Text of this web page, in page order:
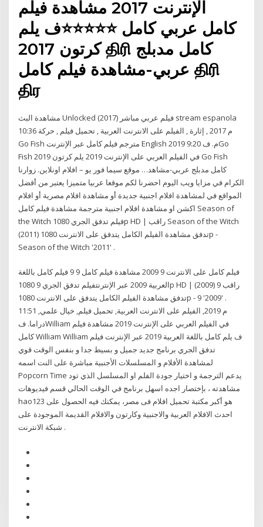
الإنترنت 2017 مشاهدة فيلم
كامل عربي كامل ⭐⭐⭐⭐⭐ف يلم
كرتون 2017 திரி كامل مدبلج
عربي-مشاهدة فيلم كامل திரி
திர
مشاهدة البث Unlocked (2017) فيلم عربي مباشر stream espanola
10:36 م 2017 , إثارة , الفيلم على الانترنت العربية , تحميل فيلم , حركة
Go Fish مترجم فيلم كامل عبر الإنترنت English 2019 9:20 م. فGo
Fish في الفيلم العربي على الإنترنت 2019 يلم كرتون 2019 Go Fish
كامل مدبلج عربي-مشاهد… موقع سيما فور يو – افلام اونلاين. زوارنا
الكرام في مزايا ويب اليوم احضرنا لكم موقعا عربيا متميزا يعتبر من أفضل
المواقع في لمشاهدة افلام اجنبية جديدة أو مشاهدة افلام مصرية أو افلام
اكشن او مشاهدة افلام اجنبية مترجمة مشاهدة فيلم كامل Season of
the Witch فيلم تدفق الجري 1080p HD | راقب Season of the Witch
(2011) تدفق مشاهدة الفيلم الكامل يتدفق على الانترنت 1080p -
Season of the Witch '2011' .
فيلم كامل على الانترنت 9 2009 مشاهدة فيلم كامل 9 9 فيلم كامل باللغة
العربية 2009 عبر الإنترنتفيلم تدفق الجري 9 1080p HD | راقب 9 (2009)
تدفق مشاهدة الفيلم الكامل يتدفق على الانترنت 1080p - 9 '2009' .
11:51 م 2019, الفيلم على الانترنت العربية, تحميل فيلم, خيال علمي,
دراما. فWilliam في الفيلم العربي على الإنترنت 2019 مشاهدة فيلم
كامل William William ف يلم كامل باللغة العربية 2019 عبر الإنترنت فيلم
تدفق الجري برنامج جديد جميل و بسيط جدا و بنفس الوقت قوي
لمشاهدة الأفلام و المسلسلات الأجنبية مباشرة على النت اسمه
Popcorn Time يدعم الترجمة و اختيار جودة الفلم او المسلسل الذي تود
مشاهدته ، بإختصار اجده اسهل برنامج في الوقت الحالي قسم فيديوهات
hao123 هو أكبر مكتبة تحميل افلام فى مصر، يمكنك فيه الحصول على
احدث الافلام العربية والاجنبية وكارتون والافلام القديمة الموجودة على
شبكة الانترنت .